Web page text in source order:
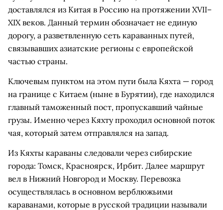
доставлялся из Китая в Россию на протяжении XVII–
XIX веков. Данный термин обозначает не единую
дорогу, а разветвленную сеть караванных путей,
связывавших азиатские регионы с европейской
частью страны.
Ключевым пунктом на этом пути была Кяхта — город
на границе с Китаем (ныне в Бурятии), где находился
главный таможенный пост, пропускавший чайные
грузы. Именно через Кяхту проходил основной поток
чая, который затем отправлялся на запад.
Из Кяхты караваны следовали через сибирские
города: Томск, Красноярск, Ирбит. Далее маршрут
вел в Нижний Новгород и Москву. Перевозка
осуществлялась в основном верблюжьими
караванами, которые в русской традиции называли